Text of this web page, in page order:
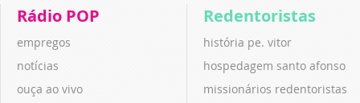
Rádio POP
empregos
notícias
ouça ao vivo
Redentoristas
história pe. vitor
hospedagem santo afonso
missionários redentoristas